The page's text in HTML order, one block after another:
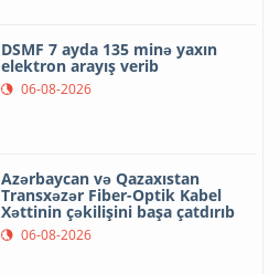
DSMF 7 ayda 135 minə yaxın
elektron arayış verib
06-08-2026
Azərbaycan və Qazaxıstan
Transxəzər Fiber-Optik Kabel
Xəttinin çəkilişini başa çatdırıb
06-08-2026